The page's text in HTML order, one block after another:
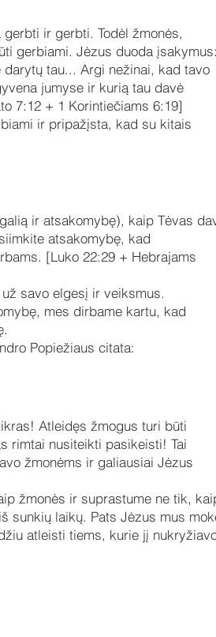
ir gerbti. Todėl žmonės,
gerbiami. Jėzus duoda įsakymus:
tau... Argi nežinai, kad tavo
jumyse ir kurią tau davė
7:12 + 1 Korintiečiams 6:19]
ir pripažįsta, kad su kitais
ir atsakomybę), kaip Tėvas
atsakomybę, kad
[Luko 22:29 + Hebrajams
savo elgesį ir veiksmus.
mes dirbame kartu, kad
Popiežiaus citata:
Atleidęs žmogus turi būti
rimtai nusiteikti pasikeisti! Tai
žmonėms ir galiausiai Jėzus
žmonės ir suprastume ne tik,
sunkių laikų. Pats Jėzus mus
atleisti tiems, kurie jį